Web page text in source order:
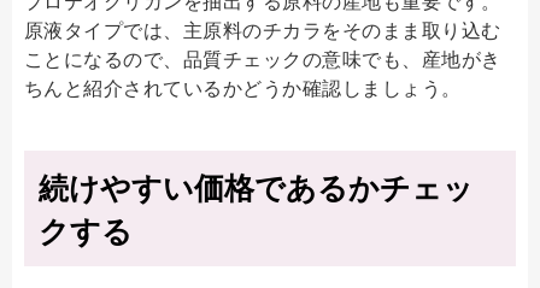
原液タイプでは、主原料のチカラをそのまま取り込む
ことになるので、品質チェックの意味でも、産地がき
ちんと紹介されているかどうか確認しましょう。
続けやすい価格であるかチェッ
クする